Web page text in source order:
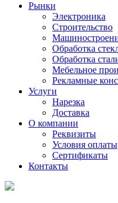
Рынки
Электроника
Строительство
Обработка
Обработка
Мебельное
Рекламные
Услуги
Нарезка
Доставка
О компании
Реквизиты
Условия оплаты
Сертификаты
Контакты